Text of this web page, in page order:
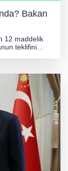
Bakan
12 maddelik
teklifini